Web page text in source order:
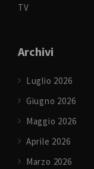
TV
Archivi
Luglio 2026
Giugno 2026
Maggio 2026
Aprile 2026
Marzo 2026